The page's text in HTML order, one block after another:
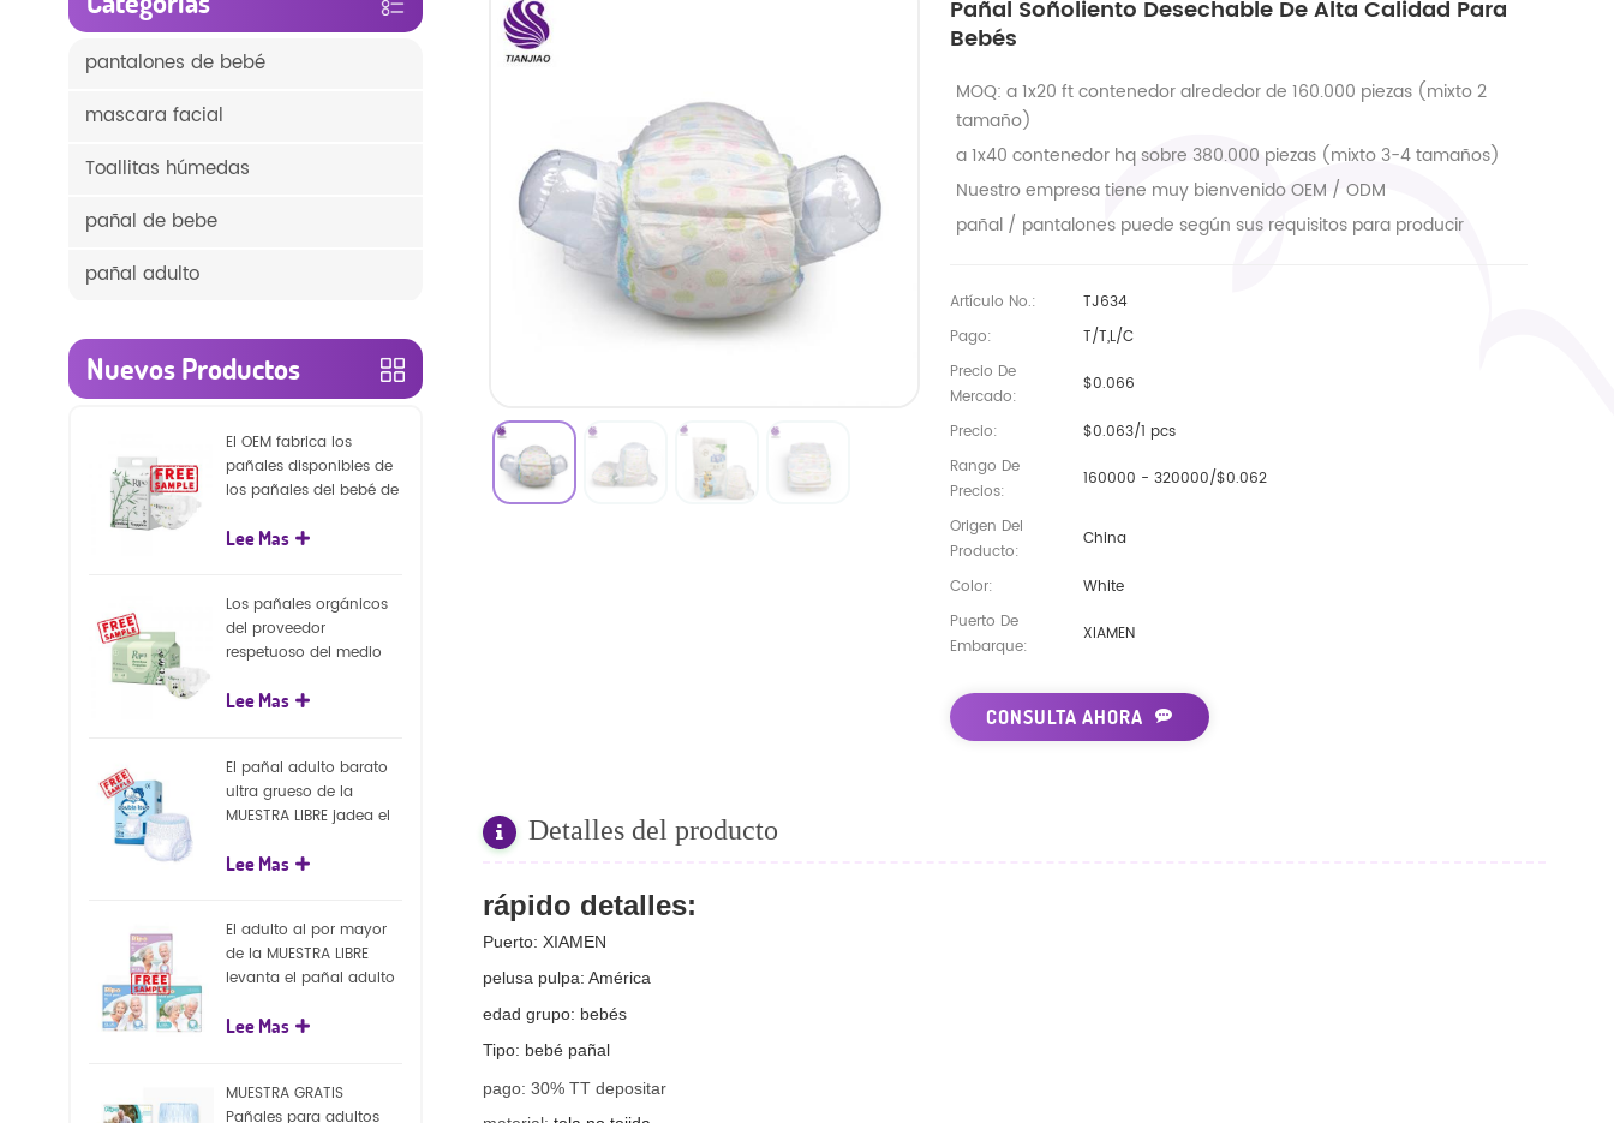
Pañal Soñoliento Desechable De Alta Calidad Para
Bebés
MOQ: a 1x20 ft contenedor alrededor de 160.000 piezas (mixto 2
tamaño)
a 1x40 contenedor hq sobre 380.000 piezas (mixto 3-4 tamaños)
Nuestro empresa tiene muy bienvenido OEM / ODM
pañal / pantalones puede según sus requisitos para producir
Artículo No.:
TJ634
Pago:
T/T,L/C
Precio De
Mercado:
$0.066
Precio:
$0.063/1 pcs
Rango De
Precios:
160000 - 320000/$0.062
Origen Del
Producto:
China
Color:
White
Puerto De
Embarque:
XIAMEN
CONSULTA AHORA
Detalles del producto
rápido detalles:
Puerto: XIAMEN
pelusa pulpa: América
edad grupo: bebés
Tipo: bebé pañal
pago: 30% TT depositar
pantalones de bebé
mascara facial
Toallitas húmedas
pañal de bebe
pañal adulto
Nuevos Productos
El OEM fabrica los
pañales disponibles de
los pañales del bebé de
capa superficial
Lee Mas
Los pañales orgánicos
del proveedor
respetuoso del medio
llegada venden al por
de la naturaleza
Lee Mas
El pañal adulto barato
ultra grueso de la
MUESTRA LIBRE jadea el
para el adulto
Lee Mas
El adulto al por mayor
de la MUESTRA LIBRE
levanta el pañal adulto
pantalones del pañal
Lee Mas
MUESTRA GRATIS
Pañales para adultos